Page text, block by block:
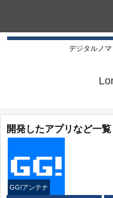
デジタルノ
開発したアプリなど一覧
GG!アンテナ